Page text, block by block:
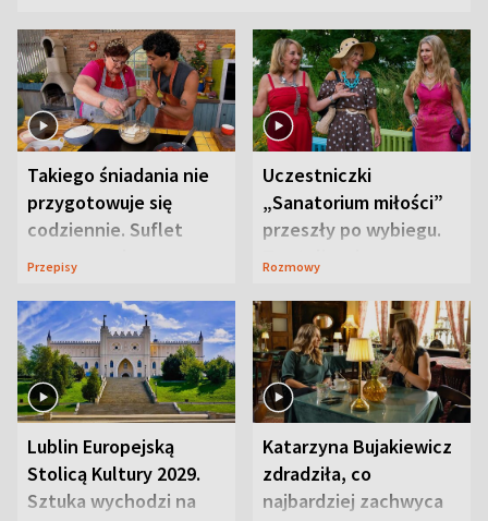
Takiego śniadania nie
przygotowuje się
codziennie. Suflet
serowy zachwyca
Przepisy
Uczestniczki
„Sanatorium miłości”
przeszły po wybiegu.
Te stylizacje
Rozmowy
Lublin Europejską
Stolicą Kultury 2029.
Sztuka wychodzi na
Katarzyna Bujakiewicz
zdradziła, co
najbardziej zachwyca